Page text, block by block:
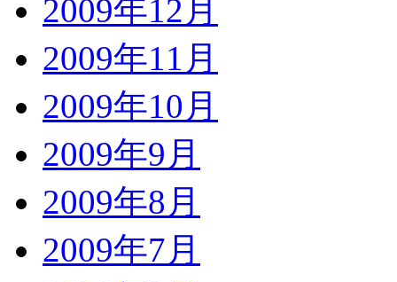
2009年12月
2009年11月
2009年10月
2009年9月
2009年8月
2009年7月